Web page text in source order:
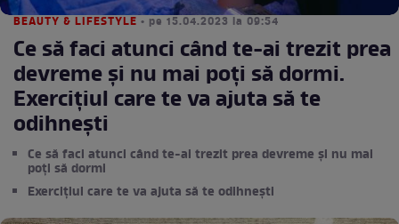
BEAUTY & LIFESTYLE • pe 15.04.2023 la 09:54
Ce să faci atunci când te-ai trezit prea
devreme și nu mai poți să dormi.
Exercițiul care te va ajuta să te
odihnești
Ce să faci atunci când te-ai trezit prea devreme și nu mai
poți să dormi
Exercițiul care te va ajuta să te odihnești